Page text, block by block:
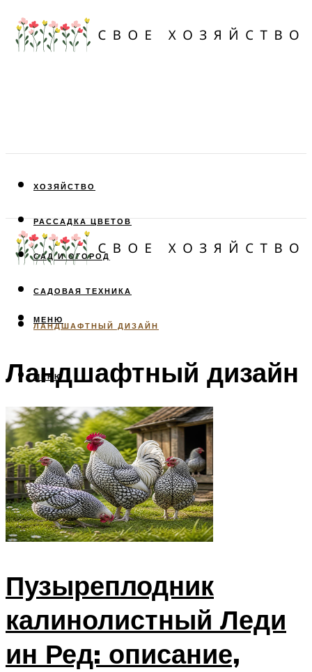
ХОЗЯЙСТВО
РАССАДКА ЦВЕТОВ
САД И ОГОРОД
САДОВАЯ ТЕХНИКА
ЛАНДШАФТНЫЙ ДИЗАЙН
МЕНЮ
МЕНЮ
Ландшафтный дизайн
Пузыреплодник
калинолистный Леди
ин Ред: описание,